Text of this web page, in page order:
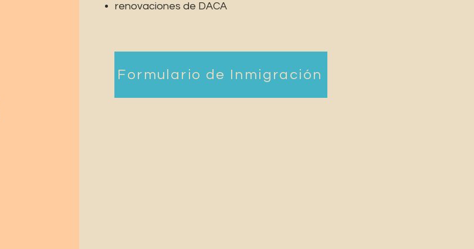
renovaciones de DACA
Formulario de Inmigración